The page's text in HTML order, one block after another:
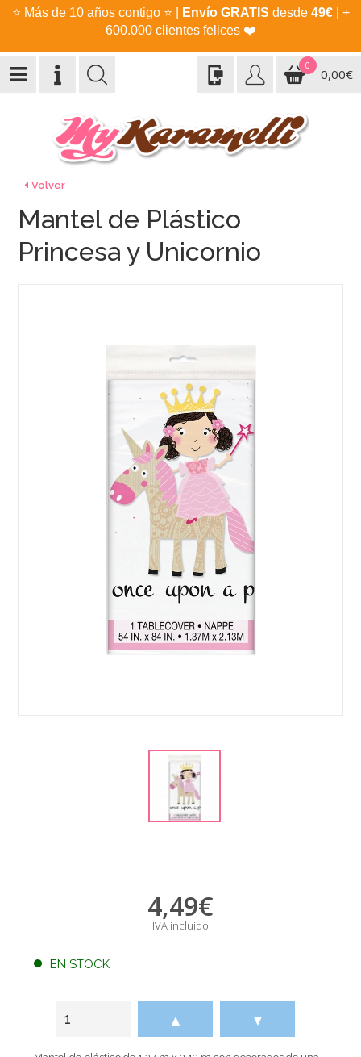
⭐ Más de 10 años contigo ⭐ Envío GRATIS desde 49€| +
600.000 clientes felices ❤️
0
0,00€
Volver
Mantel de Plástico
Princesa y Unicornio
4,49€
IVA incluido
EN STOCK
▲ ▼